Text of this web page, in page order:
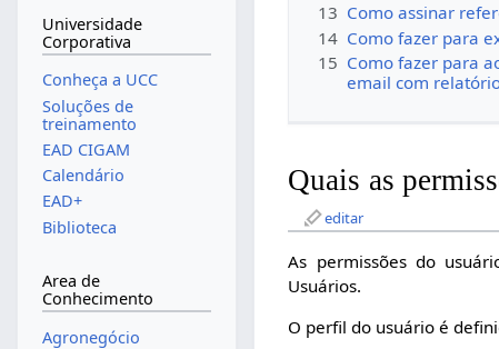
13 Como assinar
14 Como fazer para
15 Como fazer para
email com
Quais as
editar
As permissões do
Usuários.
O perfil do usuário é
Universidade
Corporativa
Conheça a UCC
Soluções de
treinamento
EAD CIGAM
Calendário
EAD+
Biblioteca
Area de
Conhecimento
Agronegócio